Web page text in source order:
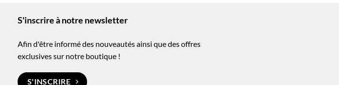
S'inscrire à notre newsletter
Afin d'être informé des nouveautés ainsi que des offres
exclusives sur notre boutique !
S'INSCRIRE